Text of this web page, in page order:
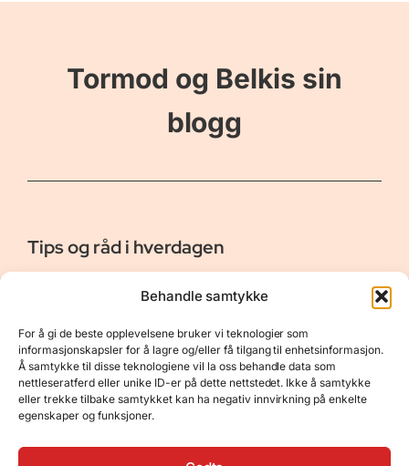
Behandle samtykke
For å gi de beste opplevelsene bruker vi teknologier som
informasjonskapsler for å lagre og/eller få tilgang til enhetsinformasjon.
Å samtykke til disse teknologiene vil la oss behandle data som
nettleseratferd eller unike ID-er på dette nettstedet. Ikke å samtykke
eller trekke tilbake samtykket kan ha negativ innvirkning på enkelte
egenskaper og funksjoner.
Tormod og Belkis sin
blogg
Tips og råd i hverdagen
Er vår bloggside hvor vi ønsker å dele våre opplevelser og
gi deg råd og tips innen reiser, hotell - og restauranter,
naturopplevelser, personlig pleie, data, film og bøker m.m.
Nyttige Linker
Om oss
Kontakt
Resurser
Personvernerklæring
Opphavsrett